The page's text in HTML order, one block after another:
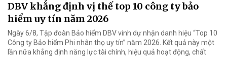
DBV khẳng định vị thế top 10 công ty bảo
hiểm uy tín năm 2026
Ngày 6/8, Tập đoàn Bảo hiểm DBV vinh dự nhận danh hiệu “Top 10
Công ty Bảo hiểm Phi nhân thọ uy tín” năm 2026. Kết quả này một
lần nữa khẳng định năng lực tài chính, hiệu quả hoạt động, chất